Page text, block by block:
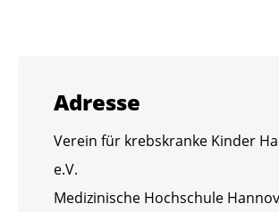
Adres­se
Ver­ein für krebs­kran­ke Kin­der
e.V.
Me­di­zi­ni­sche Hoch­schu­le